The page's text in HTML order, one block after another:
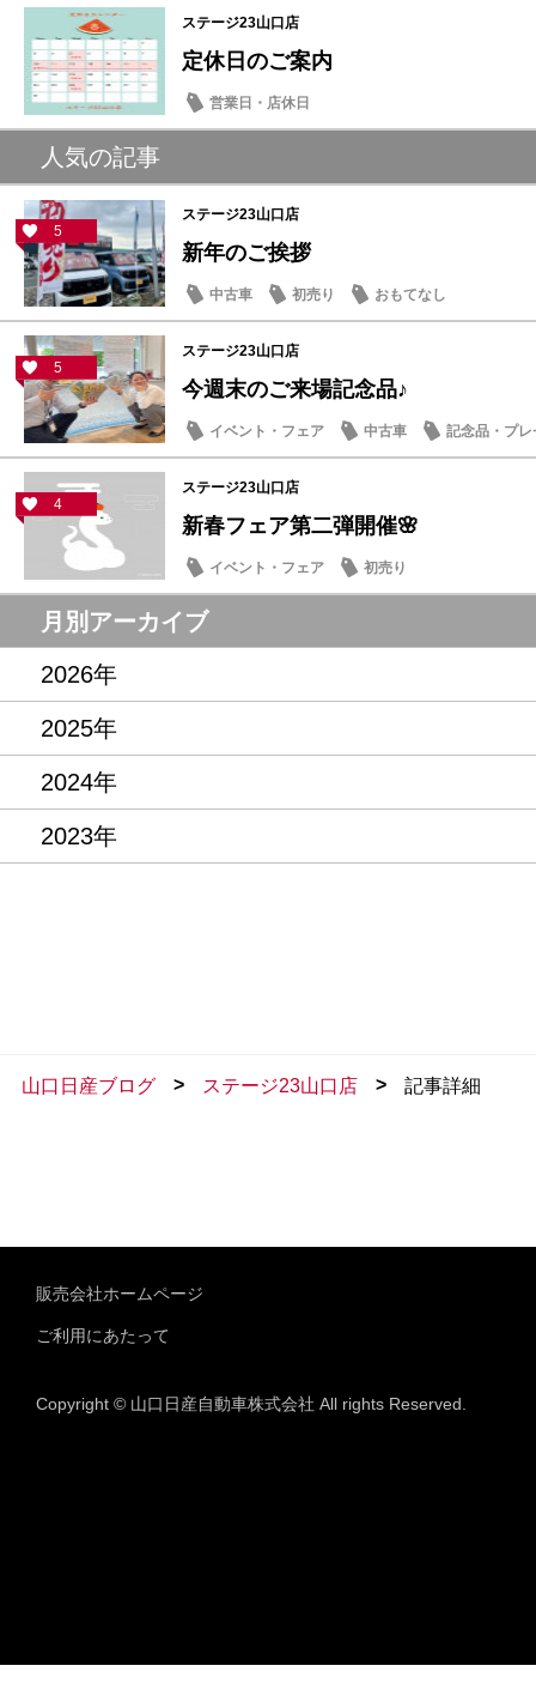
ステージ23山口店
定休日のご案内
営業日・店休日
人気の記事
5
ステージ23山口店
新年のご挨拶
中古車 初売り おもてなし
5
ステージ23山口店
今週末のご来場記念品♪
イベント・フェア 中古車 記念品・プレ
4
ステージ23山口店
新春フェア第二弾開催🌸
イベント・フェア 初売り
月別アーカイブ
2026年
2025年
2024年
2023年
山口日産ブログ > ステージ23山口店 > 記事詳細
販売会社ホームページ
ご利用にあたって
Copyright © 山口日産自動車株式会社 All rights Reserved.